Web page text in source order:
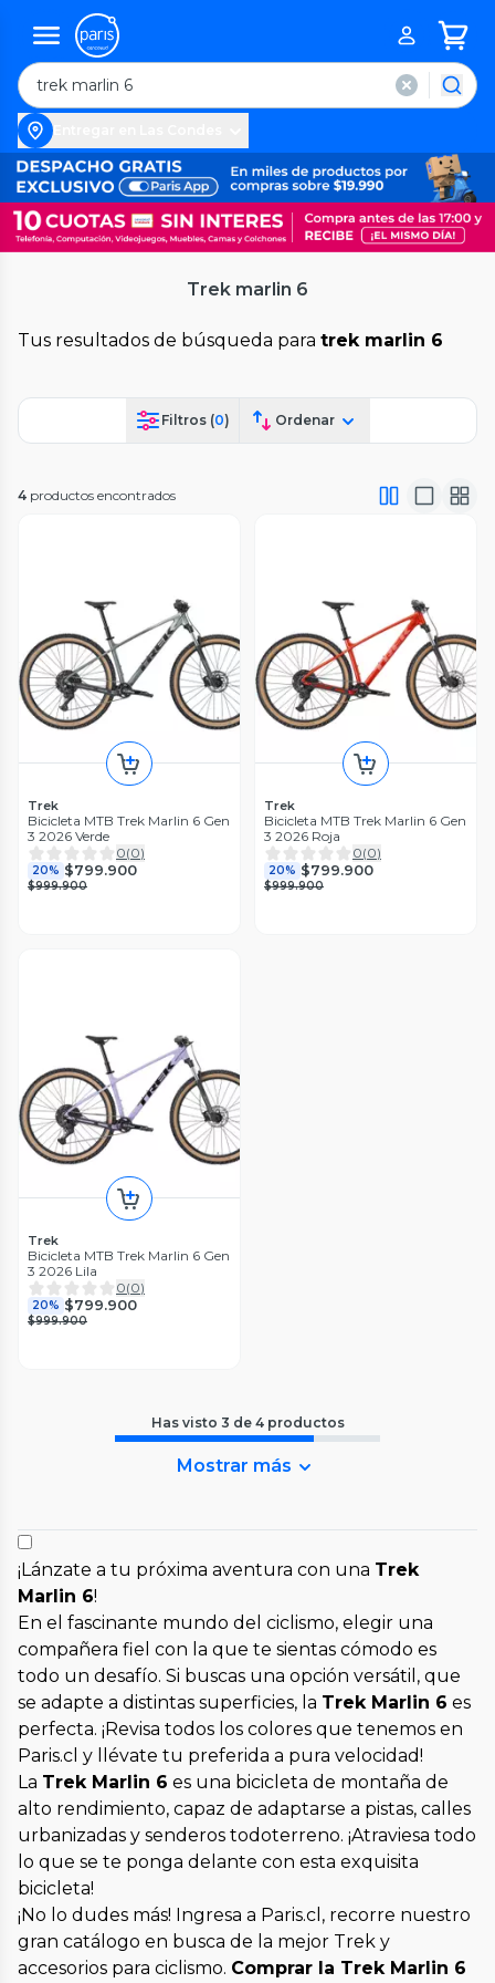
Trek marlin 6
Tus resultados de búsqueda para trek marlin 6
Filtros (0) Ordenar
4 productos encontrados
Trek
Bicicleta MTB Trek Marlin 6 Gen
3 2026 Verde
0(0)
20% $799.900
$999.900
Trek
Bicicleta MTB Trek Marlin 6 Gen
3 2026 Roja
0(0)
20% $799.900
$999.900
Trek
Bicicleta MTB Trek Marlin 6 Gen
3 2026 Lila
0(0)
20% $799.900
$999.900
Has visto 3 de 4 productos
Mostrar más
¡Lánzate a tu próxima aventura con una Trek
Marlin 6!
En el fascinante mundo del ciclismo, elegir una
compañera fiel con la que te sientas cómodo es
todo un desafío. Si buscas una opción versátil, que
se adapte a distintas superficies, la Trek Marlin 6 es
perfecta. ¡Revisa todos los colores que tenemos en
Paris.cl y llévate tu preferida a pura velocidad!
La Trek Marlin 6 es una bicicleta de montaña de
alto rendimiento, capaz de adaptarse a pistas, calles
urbanizadas y senderos todoterreno. ¡Atraviesa todo
lo que se te ponga delante con esta exquisita
bicicleta!
¡No lo dudes más! Ingresa a Paris.cl, recorre nuestro
gran catálogo en busca de la mejor Trek y
accesorios para ciclismo. Comprar la Trek Marlin 6